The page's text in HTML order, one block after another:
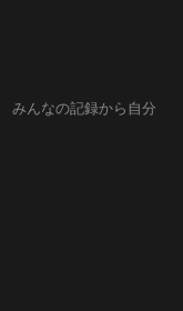
みんなの記録から自分